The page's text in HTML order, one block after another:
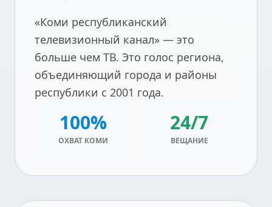
«Коми республиканский
телевизионный канал» — это
больше чем ТВ. Это голос региона,
объединяющий города и районы
республики с 2001 года.
100%
ОХВАТ КОМИ
24/7
ВЕЩАНИЕ